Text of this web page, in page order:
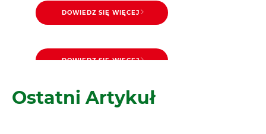
DOWIEDZ SIĘ WIĘCEJ
Universal
DOWIEDZ SIĘ WIĘCEJ
Ostatni Artykuł